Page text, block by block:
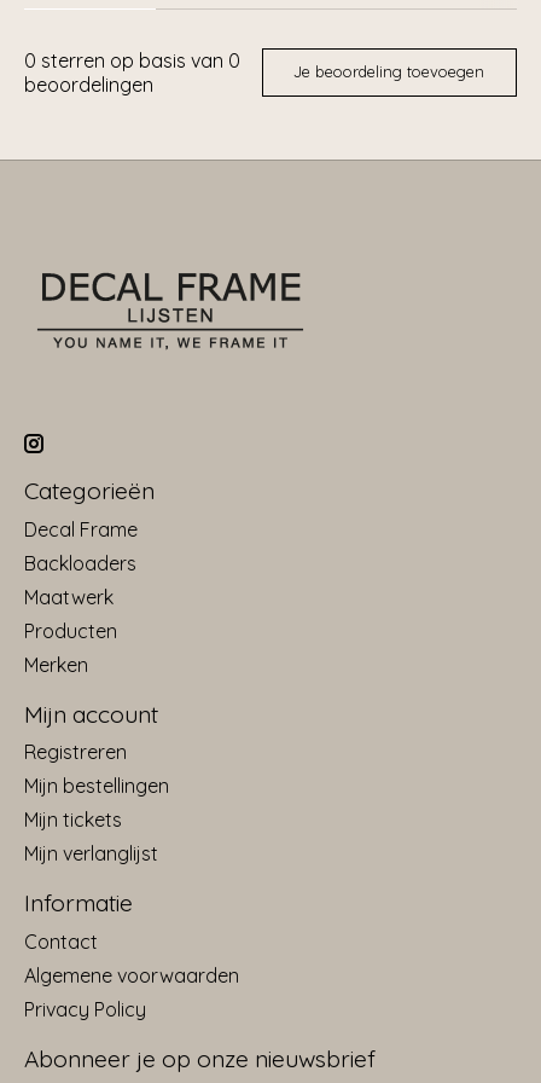
0 sterren op basis van 0
beoordelingen
Je beoordeling toevoegen
Categorieën
Decal Frame
Backloaders
Maatwerk
Producten
Merken
Mijn account
Registreren
Mijn bestellingen
Mijn tickets
Mijn verlanglijst
Informatie
Contact
Algemene voorwaarden
Privacy Policy
Abonneer je op onze nieuwsbrief